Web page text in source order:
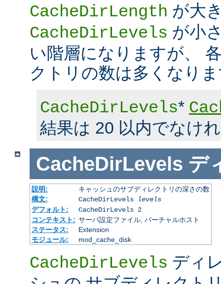
CacheDirLength が大
CacheDirLevels が小
い階層になりますが、
クトリの数は多くなり
CacheDirLevels*
結果は 20 以内でなけ
CacheDirLevels デ
説明:
キャッシュのサブディレクトリの深さの数
構文:
CacheDirLevels
levels
デフォルト:
CacheDirLevels 2
コンテキスト: サーバ設定ファイル, バーチャルホスト
ステータス:
Extension
モジュール:
mod_cache_disk
CacheDirLevels ディ